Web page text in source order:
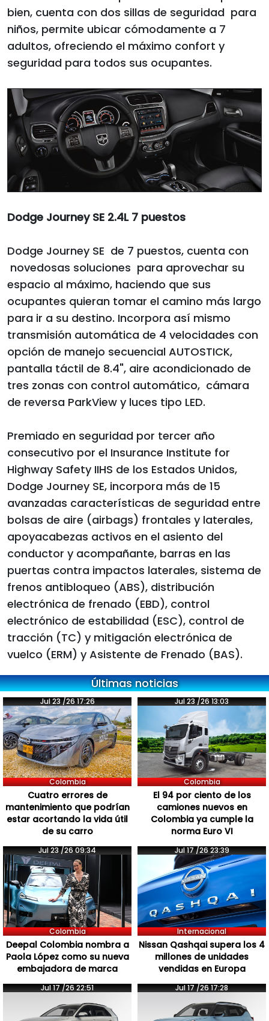
bien, cuenta con dos sillas de seguridad para
niños, permite ubicar cómodamente a 7
adultos, ofreciendo el máximo confort y
seguridad para todos sus ocupantes.
Dodge Journey SE 2.4L 7 puestos
Dodge Journey SE de 7 puestos, cuenta con
novedosas soluciones para aprovechar su
espacio al máximo, haciendo que sus
ocupantes quieran tomar el camino más largo
para ir a su destino. Incorpora así mismo
transmisión automática de 4 velocidades con
opción de manejo secuencial AUTOSTICK,
pantalla táctil de 8.4", aire acondicionado de
tres zonas con control automático, cámara
de reversa ParkView y luces tipo LED.
Premiado en seguridad por tercer año
consecutivo por el Insurance Institute for
Highway Safety IIHS de los Estados Unidos,
Dodge Journey SE, incorpora más de 15
avanzadas características de seguridad entre
bolsas de aire (airbags) frontales y laterales,
apoyacabezas activos en el asiento del
conductor y acompañante, barras en las
puertas contra impactos laterales, sistema de
frenos antibloqueo (ABS), distribución
electrónica de frenado (EBD), control
electrónico de estabilidad (ESC), control de
tracción (TC) y mitigación electrónica de
vuelco (ERM) y Asistente de Frenado (BAS).
Últimas noticias
Jul 23 /26 17:26
Colombia
Cuatro errores de
mantenimiento que podrían
estar acortando la vida útil
de su carro
Jul 23 /26 13:03
Colombia
El 94 por ciento de los
camiones nuevos en
Colombia ya cumple la
norma Euro VI
Jul 23 /26 09:34
Colombia
Deepal Colombia nombra a
Paola López como su nueva
embajadora de marca
Jul 17 /26 23:39
Internacional
Nissan Qashqai supera los 4
millones de unidades
vendidas en Europa
Jul 17 /26 22:51 Jul 17 /26 17:28